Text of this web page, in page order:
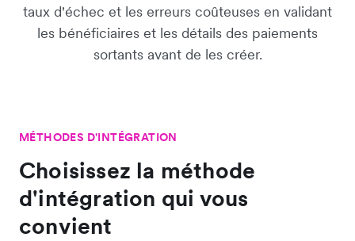
taux d'échec et les erreurs coûteuses en validant
les bénéficiaires et les détails des paiements
sortants avant de les créer.
MÉTHODES D'INTÉGRATION
Choisissez la méthode
d'intégration qui vous
convient